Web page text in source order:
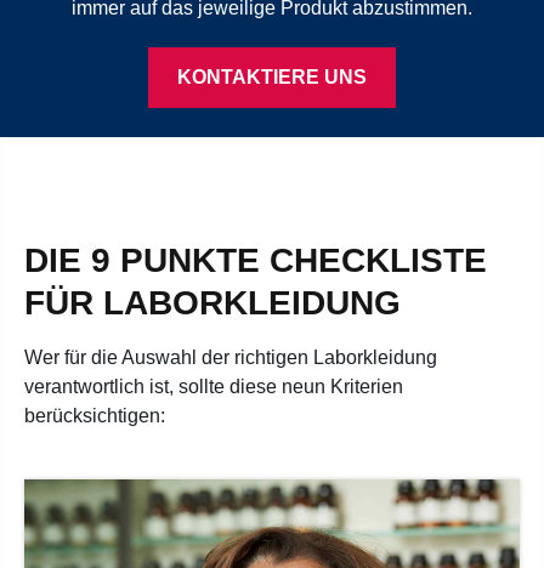
immer auf das jeweilige Produkt abzustimmen.
KONTAKTIERE UNS
DIE 9 PUNKTE CHECKLISTE
FÜR LABORKLEIDUNG
Wer für die Auswahl der richtigen Laborkleidung
verantwortlich ist, sollte diese neun Kriterien
berücksichtigen: